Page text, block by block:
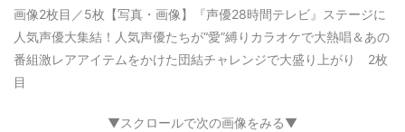
画像2枚目／5枚 【写真・画像】『声優28時間テレビ』ステージに
人気声優大集結！人気声優たちが“愛”縛りカラオケで大熱唱＆あの
番組激レアアイテムをかけた団結チャレンジで大盛り上がり 2枚
目
▼スクロールで次の画像をみる▼